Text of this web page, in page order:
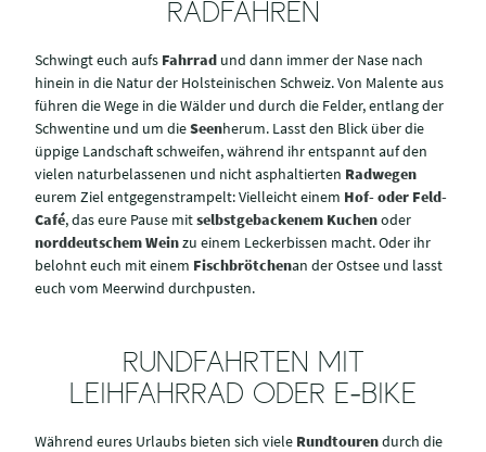
ADFAHREN
Schwingt euch aufs Fahrrad und dann immer der Nase nach
hinein in die Natur der Holsteinischen Schweiz. Von Malente aus
führen die Wege in die Wälder und durch die Felder, entlang der
Schwentine und um dieSeenherum. Lasst den Blick über die
üppige Landschaft schweifen, während ihr entspannt auf den
vielen naturbelassenen und nicht asphaltierten Radwegen
eurem Ziel entgegenstrampelt: Vielleicht einem Hof- oder Feld-
Café, das eure Pause mitselbstgebackenem Kuchenoder
norddeutschem Weinzu einem Leckerbissen macht. Oder ihr
belohnt euch mit einem Fischbrötchenan der Ostsee und lasst
euch vom Meerwind durchpusten.
RUNDFAHRTEN MIT
LEIHFAHRRAD ODER E-BIKE
Während eures Urlaubs bieten sich viele Rundtourendurch die